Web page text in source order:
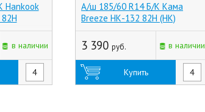
Hankook
в наличии
А/ш 185/60 R14 Б/К Кама
Breeze НК-132 82H (НК)
3 390 руб. в наличии
Купить